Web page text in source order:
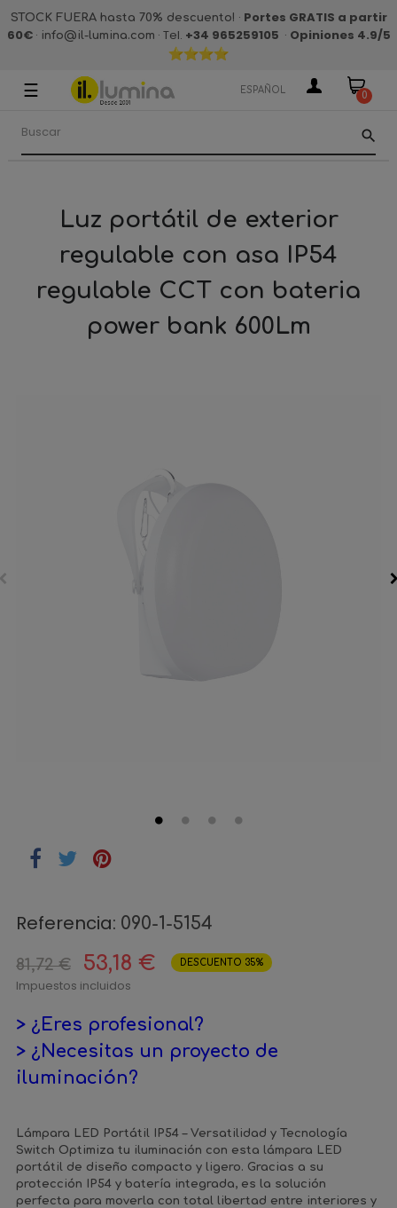
STOCK FUERA hasta 70% descuento! · Portes GRATIS a partir
60€· info@il-lumina.com · Tel. +34 965259105 · Opiniones 4.9/5
Navegación
palanca
☰ ESPAÑOL 0
search
Luz portátil de exterior
regulable con asa IP54
regulable CCT con bateria
power bank 600Lm
Referencia: 090-1-5154
81,72 € 53,18 € DESCUENTO 35%
Impuestos incluidos
> ¿Eres profesional?
> ¿Necesitas un proyecto de
iluminación?
Lámpara LED Portátil IP54 – Versatilidad y Tecnología
Switch Optimiza tu iluminación con esta lámpara LED
portátil de diseño compacto y ligero. Gracias a su
protección IP54 y batería integrada, es la solución
perfecta para moverla con total libertad entre interiores y